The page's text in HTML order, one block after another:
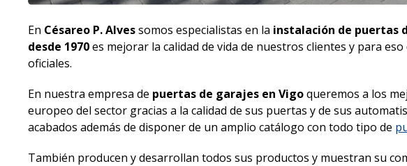
En Césareo P. Alvessomos especialistas en la instalación de puertas
desde 1970es mejorar la calidad de vida de nuestros clientes y para
oficiales.
En nuestra empresa de puertas de garajes en Vigoqueremos a los
europeo del sector gracias a la calidad de sus puertas y de sus
acabados además de disponer de un amplio catálogo con todo tipo de
También producen y desarrollan todos sus productos y muestran su